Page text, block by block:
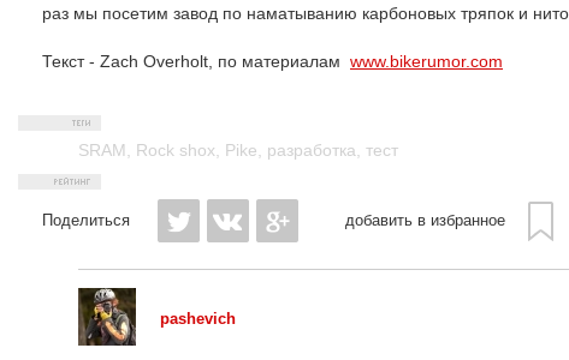
раз мы посетим завод по наматыванию карбоновых тряпок и
Текст - Zach Overholt, по материалам www.bikerumor.com
SRAM Rock shox Pike разработка тест
Поделиться добавить в избранное
pashevich